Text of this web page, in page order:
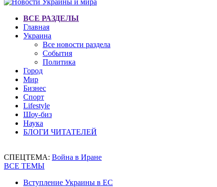
ВСЕ РАЗДЕЛЫ
Главная
Украина
Все новости раздела
События
Политика
Город
Мир
Бизнес
Спорт
Lifestyle
Шоу-биз
Наука
БЛОГИ ЧИТАТЕЛЕЙ
СПЕЦТЕМА: Война в Иране
ВСЕ ТЕМЫ
Вступление Украины в ЕС